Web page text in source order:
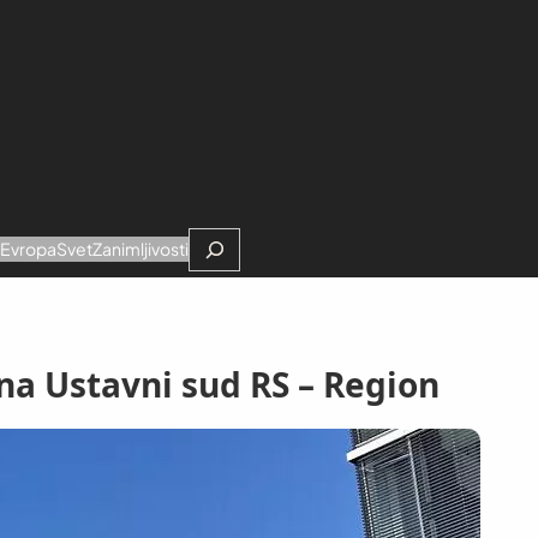
EvropaSvetZanimljivostiSearch
Ustavni sud RS – Region